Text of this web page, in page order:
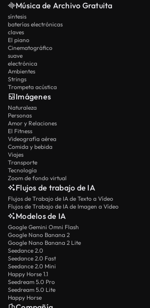
Música de Archivo Gratuita
síntesis
baterías electrónicas
claves
El piano
Cinematográfico
suave
electrónica
Ambientes
Strings
Trompeta acústica
Imágenes
Naturaleza
Personas
Amor y Relaciones
El Fitness
Videografía aérea
Comida y bebida
Viajes
Transporte
Tecnología
Zoom de fondo virtual
Flujos de trabajo de IA
Flujos de Trabajo de IA de Texto a Vídeo
Flujos de Trabajo de IA de Imagen a Vídeo
Modelos de IA
Google Gemini Omni Flash
Google Nano Banana 2
Google Nano Banana 2 Lite
Seedance 2.0
Seedance 2.0 Fast
Seedance 2.0 Mini
Happy Horse 1.1
Seedream 5.0 Pro
Seedream 5.0 Lite
Happy Horse